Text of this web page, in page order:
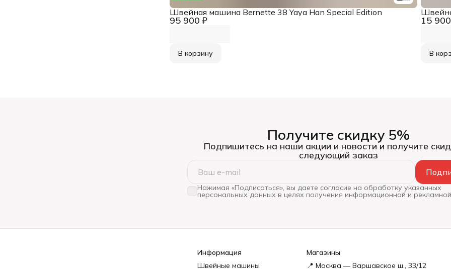
95 900 ₽
Швейная машина Bernette 38 Yaya Han Special Edition
В корзину
15
В
Получите скидку 5%
Подпишитесь на наши акции и новости и получите
следующий заказ
Нажимая «Подписаться», вы даете согласие на обработку указанных
персональных данных в целях получения информационной и
Информация
Швейные машины
Магазины
📍 Москва — Варшавское ш., 33/12